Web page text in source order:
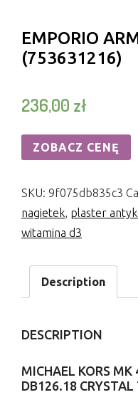
EMPORIO
(753631216)
236,00 zł
ZOBACZ CENĘ
SKU: 9f075db835c3
nagietek, plaster
witamina d3
Description
DESCRIPTION
MICHAEL KORS MK
DB126.18 CRYSTAL